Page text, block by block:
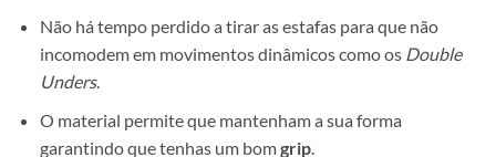
Não há tempo perdido a tirar as estafas para que não
incomodem em movimentos dinâmicos como os Double
Unders.
O material permite que mantenham a sua forma
garantindo que tenhas um bomgrip.